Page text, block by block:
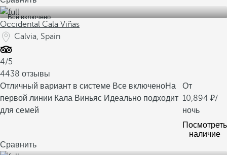
Все включено
Occidental Cala Viñas
Calvia, Spain
4/5
4438 отзывы
Отличный вариант в системе Все включеноНа
первой линии Кала Виньяс Идеально подходит
для семей
От
10,894
/
ночь
Посмотреть
наличие
Сравнить